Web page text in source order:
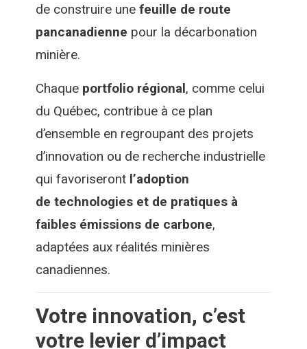
de construire unefeuille de route
pancanadienne pour la décarbonation
minière.
Chaque portfolio régional, comme celui
du Québec, contribue à ce plan
d’ensemble en regroupant des projets
d’innovation ou de recherche industrielle
qui favoriseront l’adoption
de technologies et de pratiques à
faibles émissions de carbone,
adaptées aux réalités minières
canadiennes.
Votre innovation, c’est
votre levier d’impact